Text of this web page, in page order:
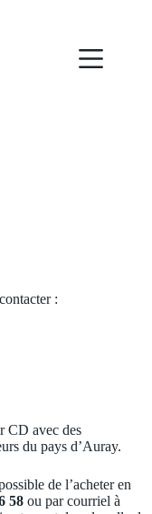
:
CD avec des
du pays d’Auray.
de l’acheter en
58 ou par courriel à